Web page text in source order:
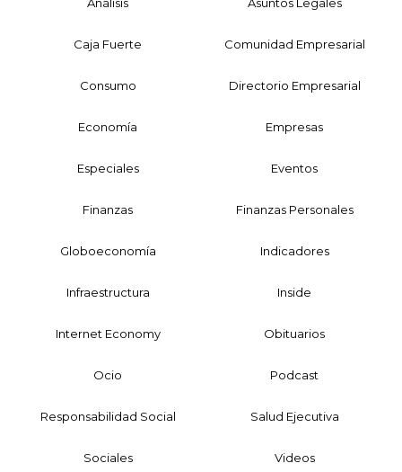
Caja Fuerte Comunidad Empresarial
Consumo Directorio Empresarial
Economía Empresas
Especiales Eventos
Finanzas Finanzas Personales
Globoeconomía Indicadores
Infraestructura Inside
Internet Economy Obituarios
Ocio Podcast
Responsabilidad Social Salud Ejecutiva
Sociales Videos